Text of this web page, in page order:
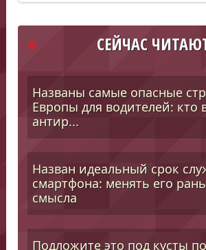
СЕЙЧАС
Названы самые опасные
Европы для водителей: кто
антир...
Назван идеальный срок
смартфона: менять его
смысла
Подложите это под кусты